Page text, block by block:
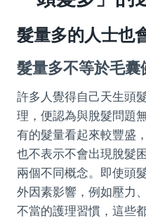
髮量多的人士也
髮量多不等於毛囊
許多人覺得自己天生頭
理，便認為與脫髮問題
有的髮量看起來較豐盛
也不表示不會出現脫髮
兩個不同概念。即使頭
外因素影響，例如壓力
不當的護理習慣，這些